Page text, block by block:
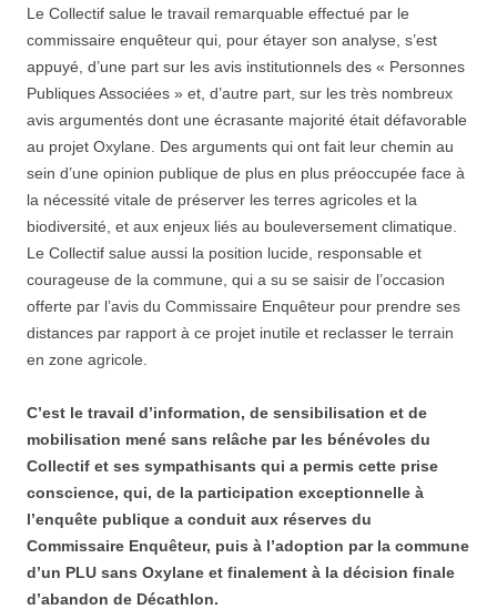
Le Collectif salue le travail remarquable effectué par le
commissaire enquêteur qui, pour étayer son analyse, s’est
appuyé, d’une part sur les avis institutionnels des « Personnes
Publiques Associées » et, d’autre part, sur les très nombreux
avis argumentés dont une écrasante majorité était défavorable
au projet Oxylane. Des arguments qui ont fait leur chemin au
sein d’une opinion publique de plus en plus préoccupée face à
la nécessité vitale de préserver les terres agricoles et la
biodiversité, et aux enjeux liés au bouleversement climatique.
Le Collectif salue aussi la position lucide, responsable et
courageuse de la commune, qui a su se saisir de l’occasion
offerte par l’avis du Commissaire Enquêteur pour prendre ses
distances par rapport à ce projet inutile et reclasser le terrain
en zone agricole.
C’est le travail d’information, de sensibilisation et de
mobilisation mené sans relâche par les bénévoles du
Collectif et ses sympathisants qui a permis cette prise
conscience, qui, de la participation exceptionnelle à
l’enquête publique a conduit aux réserves du
Commissaire Enquêteur, puis à l’adoption par la commune
d’un PLU sans Oxylane et finalement à la décision finale
d’abandon de Décathlon.